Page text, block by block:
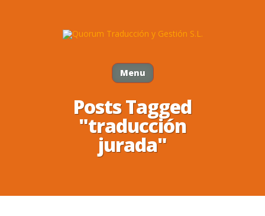
Menu
Posts Tagged
"traducción
jurada"